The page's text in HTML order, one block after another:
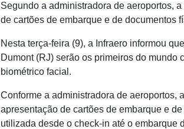
Segundo a administradora de aeroportos,
de cartões de embarque e de documentos
Nesta terça-feira (9), a Infraero informou
Dumont (RJ) serão os primeiros do mundo
biométrico facial.
Conforme a administradora de aeroportos,
apresentação de cartões de embarque e
utilizada desde o check-in até o embarque